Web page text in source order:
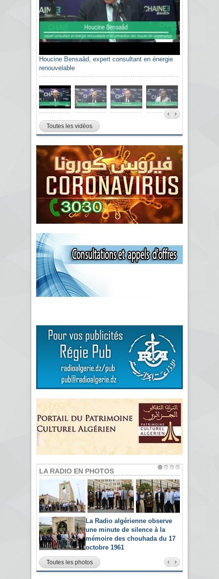
Houcine Bensaâd, expert consultant en énergie
renouvelable
Sami Agli, président de la Confédération
algérienne du patronat citoyen CAPC
Toutes les vidéos
LA RADIO EN PHOTOS
La Radio algérienne observe
une minute de silence à la
mémoire des chouhada du 17
octobre 1961
Toutes les photos